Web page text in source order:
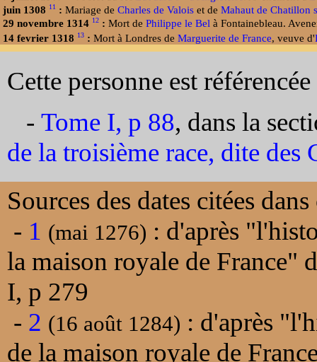
juin 1308 11 : Mariage de Charles de Valois et de Mahaut de Chatillon
29 novembre 1314 12 : Mort de Philippe le Bel à Fontainebleau.
14 fevrier 1318 13 : Mort à Londres de Marguerite de France, veuve d'
Cette personne est
- Tome I, p 88, dans la
de la troisième race, dite des
Sources des dates citées
- 1 (mai 1276) : d'après
la maison royale de France"
I, p 279
- 2 (16 août 1284) : d'après
de la maison royale de